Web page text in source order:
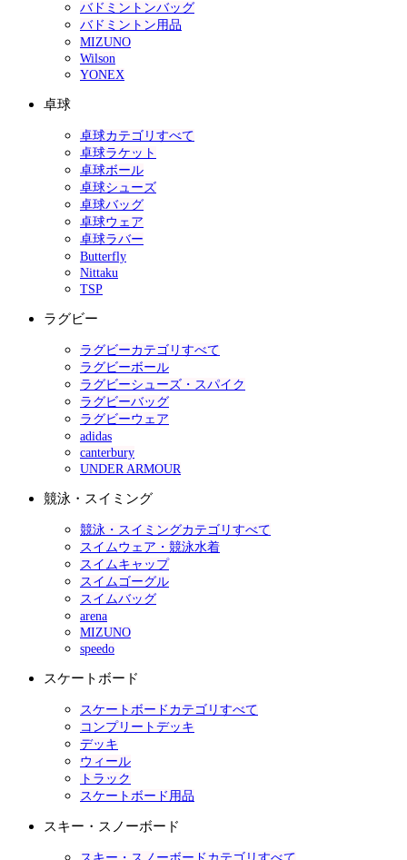
バドミントンバッグ
バドミントン用品
MIZUNO
Wilson
YONEX
卓球
卓球カテゴリすべて
卓球ラケット
卓球ボール
卓球シューズ
卓球バッグ
卓球ウェア
卓球ラバー
Butterfly
Nittaku
TSP
ラグビー
ラグビーカテゴリすべて
ラグビーボール
ラグビーシューズ・スパイク
ラグビーバッグ
ラグビーウェア
adidas
canterbury
UNDER ARMOUR
競泳・スイミング
競泳・スイミングカテゴリすべて
スイムウェア・競泳水着
スイムキャップ
スイムゴーグル
スイムバッグ
arena
MIZUNO
speedo
スケートボード
スケートボードカテゴリすべて
コンプリートデッキ
デッキ
ウィール
トラック
スケートボード用品
スキー・スノーボード